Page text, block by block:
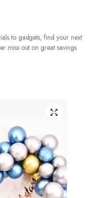
to gadgets, find your next
miss out on great savings